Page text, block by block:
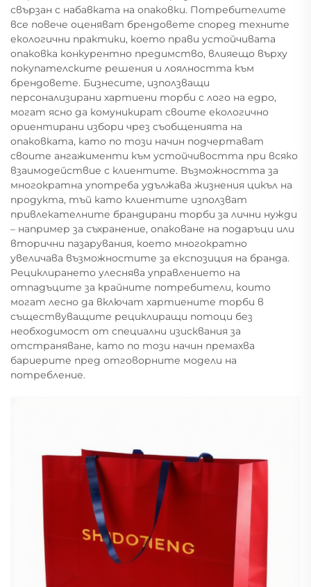
свързан с набавката на опаковки. Потребителите
все повече оценяват брендовете според техните
екологични практики, което прави устойчивата
опаковка конкурентно предимство, влияещо върху
покупателските решения и лоялността към
брендовете. Бизнесите, използващи
персонализирани хартиени торби с лого на едро,
могат ясно да комуникират своите екологично
ориентирани избори чрез съобщенията на
опаковката, като по този начин подчертават
своите ангажименти към устойчивостта при всяко
взаимодействие с клиентите. Възможността за
многократна употреба удължава жизнения цикъл на
продукта, тъй като клиентите използват
привлекателните брандирани торби за лични нужди
– например за съхранение, опаковане на подаръци или
вторични пазарувания, което многократно
увеличава възможностите за експозиция на бранда.
Рециклирането улеснява управлението на
отпадъците за крайните потребители, които
могат лесно да включат хартиените торби в
съществуващите рециклиращи потоци без
необходимост от специални изисквания за
отстраняване, като по този начин премахва
бариерите пред отговорните модели на
потребление.